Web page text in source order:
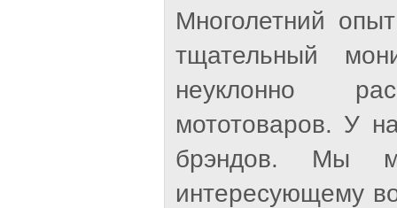
Многолетний
тщательный
неуклонно
мототоваров. У
брэндов. Мы
интересующему